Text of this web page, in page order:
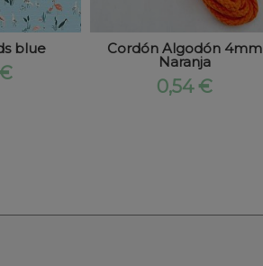
blue Cordón Algodón 4mm
Naranja
0,54 €